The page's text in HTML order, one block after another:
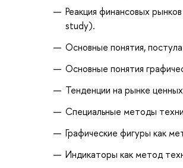
Реакция финансовых
study).
Основные понятия,
Основные понятия
Тенденции на рынке
Специальные методы
Графические фигуры как
Индикаторы как метод